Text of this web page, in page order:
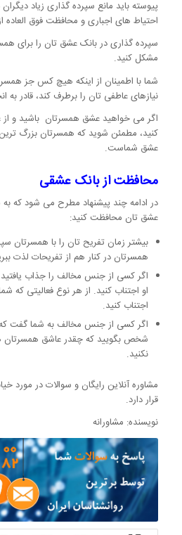
پیوسته باید مانع سپرده گذاری زیاد
احتیاط های اجباری و محافظت فوق العاده
سپرده گذاری در بانک عشق تان را برای
مشکل کنید.
شما با اطمینان از اینکه هیچ کس جز
نیازهای عاطفی تان را برطرف کند، قادر به
اگر می خواهید عشق همسرتان باشید و
کنید، مطمئن شوید که همسرتان بزرگ
عشق شماست.
محافظت از بانک عشقی
در ادامه چند پیشنهاد مطرح می شود که
عشق تان محافظت کنید:
بیشتر زمان تفریح تان را با همسرتان
همسرتان در کنار هم از تفریحات لذت
اگر کسی از جنس مخالف را جذاب
او اجتناب کنید. از هر نوع فعالیتی که
اجتناب کنید.
اگر کسی از جنس مخالف به شما گفت
شخص بگویید که چقدر عاشق همسرتان
نکنید.
مشاوره آنلاین رایگان و سوالات در مورد
قرار دارد.
نویسنده: مشاورانه